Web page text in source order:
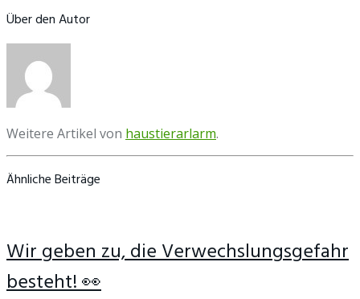
Über den Autor
Weitere Artikel von haustierarlarm.
Ähnliche Beiträge
Wir geben zu, die Verwechslungsgefahr
besteht! 👀